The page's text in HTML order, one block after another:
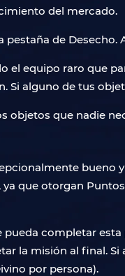
del mercado.
de
el equipo raro que
Si alguno de tus
objetos que nadie
bueno
que otorgan
completar
la misión al final. Si
por persona).